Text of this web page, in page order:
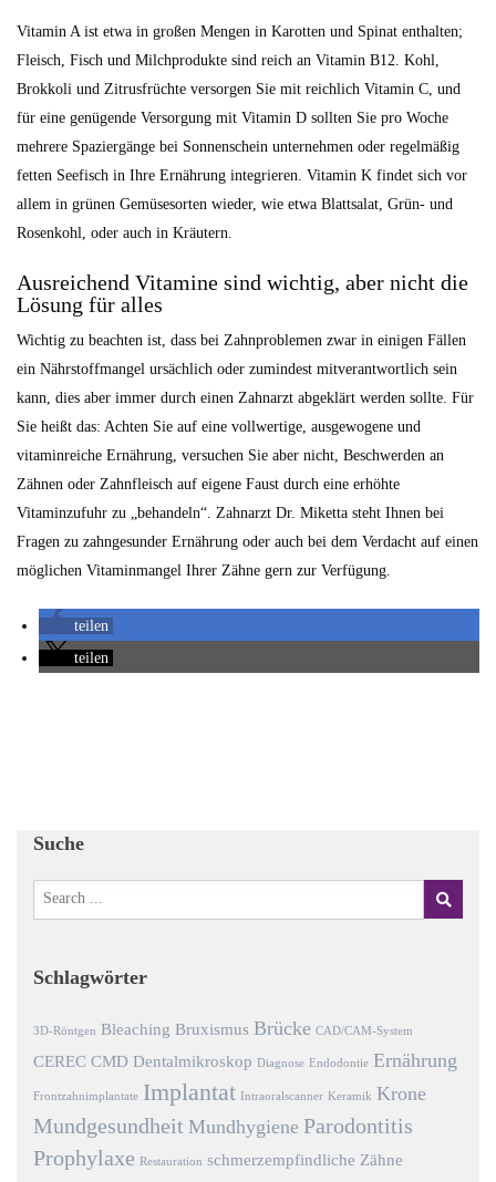
Vitamin A ist etwa in großen Mengen in Karotten und Spinat enthalten;
Fleisch, Fisch und Milchprodukte sind reich an Vitamin B12. Kohl,
Brokkoli und Zitrusfrüchte versorgen Sie mit reichlich Vitamin C, und
für eine genügende Versorgung mit Vitamin D sollten Sie pro Woche
mehrere Spaziergänge bei Sonnenschein unternehmen oder regelmäßig
fetten Seefisch in Ihre Ernährung integrieren. Vitamin K findet sich vor
allem in grünen Gemüsesorten wieder, wie etwa Blattsalat, Grün- und
Rosenkohl, oder auch in Kräutern.
Ausreichend Vitamine sind wichtig, aber nicht die
Lösung für alles
Wichtig zu beachten ist, dass bei Zahnproblemen zwar in einigen Fällen
ein Nährstoffmangel ursächlich oder zumindest mitverantwortlich sein
kann, dies aber immer durch einen Zahnarzt abgeklärt werden sollte. Für
Sie heißt das: Achten Sie auf eine vollwertige, ausgewogene und
vitaminreiche Ernährung, versuchen Sie aber nicht, Beschwerden an
Zähnen oder Zahnfleisch auf eigene Faust durch eine erhöhte
Vitaminzufuhr zu „behandeln“. Zahnarzt Dr. Miketta steht Ihnen bei
Fragen zu zahngesunder Ernährung oder auch bei dem Verdacht auf einen
möglichen Vitaminmangel Ihrer Zähne gern zur Verfügung.
teilen
teilen
Suche
Schlagwörter
3D-Röntgen Bleaching Bruxismus Brücke CAD/CAM-System
CEREC CMD Dentalmikroskop Diagnose Endodontie Ernährung
Frontzahnimplantate Implantat Intraoralscanner Keramik Krone
Mundgesundheit Mundhygiene Parodontitis
Prophylaxe Restauration schmerzempfindliche Zähne